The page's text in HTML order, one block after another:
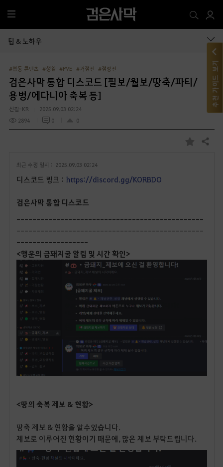
전
체
메
팁 & 노하우
#협동 콘텐츠 #생활 #PVE #거점전 #점령전
검은사막 통합 디스코드 [필보/월보/땅축/파티/
용병/에다니아 축복 등]
신길-KR
2025.09.03 02:24
2894
0 0
즐
공유하기
최근 수정 일시 : 2025.09.03 02:24
디스코드 링크 : https://discord.gg/KORBDO
검은사막 통합 디스코드
-----------------------------------------------
-----------------------------------------------
------------------
<행운의 금돼지굴 알림 및 시간 확인>
<땅의 축복 제보 & 현황>
땅축 제보 & 현황을 알수있습니다.
제보로 이루어진 현황이기 때문에, 많은 제보 부탁드립니다.
추천 가이드 보기